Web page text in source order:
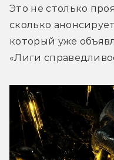
Это не столько
сколько
который уже
«Лиги